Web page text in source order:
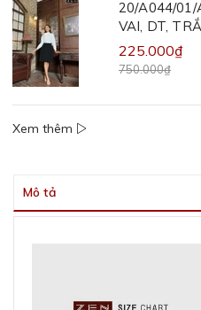
20/A044/01/
VAI, DT,
225.000₫
750.000₫
Xem thêm
Mô tả